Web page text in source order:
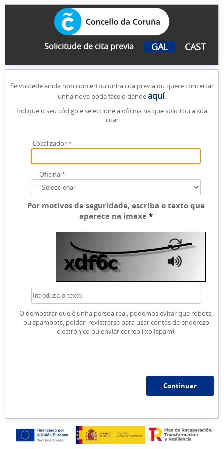
GAL CAST
Solicitude de cita previa
Se vostede ainda non concertou unha cita previa ou quere concertar
unha nova pode facelo dendeaquí.
Indique o seu código e seleccione a oficina na que solicitou a súa
cita:
Localizador*
Oficina*
Por motivos de seguridade, escriba o texto que
aparece na imaxe*
O demostrar que é unha persoa real, podemos evitar que robots,
ou spambots, poidan rexistrarse para usar contas de enderezo
electrónico ou enviar correo lixo (spam).